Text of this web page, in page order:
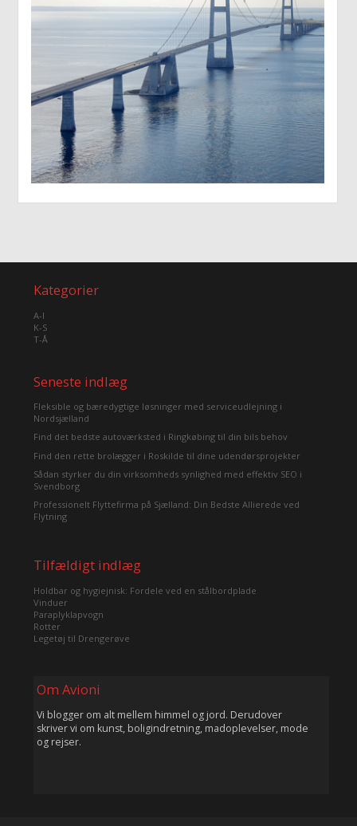
Kategorier
A-I
K-S
T-Å
Seneste indlæg
Fleksible og bæredygtige løsninger med serviceudlejning i
Nordsjælland
Find det bedste autoværksted i Ringkøbing til din bils behov
Find den rette brolægger i Roskilde til dine udendørsprojekter
Sådan styrker du din virksomheds synlighed med effektiv SEO i
Svendborg
Professionelt Flyttefirma på Sjælland: Din Bedste Allierede ved
Flytning
Tilfældigt indlæg
Holdbar og hygiejnisk: Fordele ved en stålbordplade
Vinduer
Paraplyklapvogn
Rotter
Legetøj til Drengerøve
Om Avioni
Vi blogger om alt mellem himmel og jord. Derudover
skriver vi om kunst, boligindretning, madoplevelser, mode
og rejser.